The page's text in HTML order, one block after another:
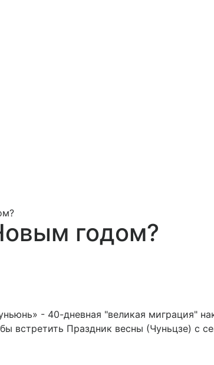
годом?
- 40-дневная "великая миграция"
встретить Праздник весны (Чуньцзе) с